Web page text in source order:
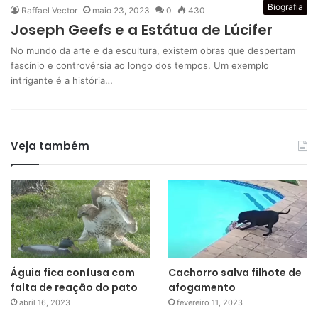
Biografia
Raffael Vector maio 23, 2023 0 430
Joseph Geefs e a Estátua de Lúcifer
No mundo da arte e da escultura, existem obras que despertam
fascínio e controvérsia ao longo dos tempos. Um exemplo
intrigante é a história…
Veja também
Águia fica confusa com
falta de reação do pato
abril 16, 2023
Cachorro salva filhote de
afogamento
fevereiro 11, 2023